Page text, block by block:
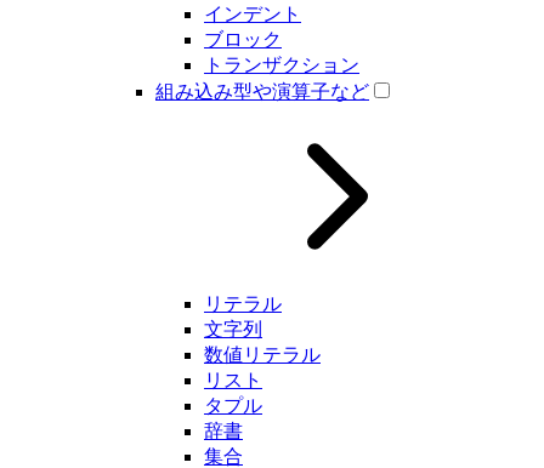
インデント
ブロック
トランザクション
組み込み型や演算子など
リテラル
文字列
数値リテラル
リスト
タプル
辞書
集合